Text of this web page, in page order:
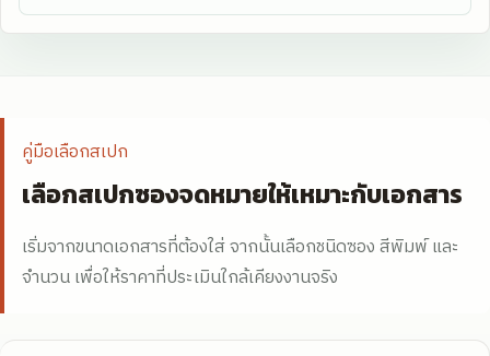
คู่มือเลือกสเปก
เลือกสเปกซองจดหมายให้เหมาะกับเอกสาร
เริ่มจากขนาดเอกสารที่ต้องใส่ จากนั้นเลือกชนิดซอง สีพิมพ์ และ
จำนวน เพื่อให้ราคาที่ประเมินใกล้เคียงงานจริง